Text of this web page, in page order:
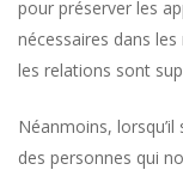
pour préserver les
nécessaires dans
les relations sont
Néanmoins,
des personnes qui